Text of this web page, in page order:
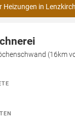
in
(16km